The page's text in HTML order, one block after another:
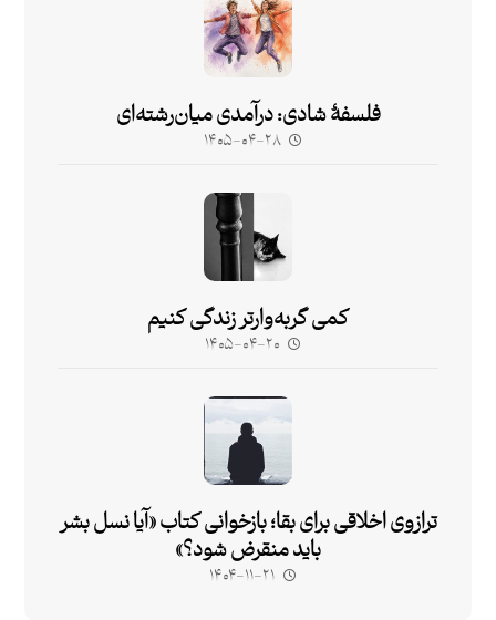
فلسفۀ شادی: درآمدی میان‌رشته‌ای
۱۴۰۵-۰۴-۲۸
کمی گربه‌وارتر زندگی کنیم
۱۴۰۵-۰۴-۲۰
ترازوی اخلاقی برای بقا؛ بازخوانی کتاب «آیا نسل بشر
باید منقرض شود؟»
۱۴۰۴-۱۱-۲۱